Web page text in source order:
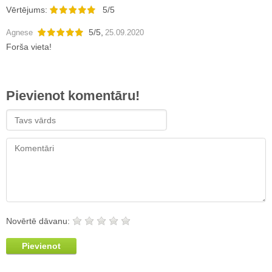
Vērtējums: 5/5
Agnese 5/5, 25.09.2020
Forša vieta!
Pievienot komentāru!
Novērtē dāvanu:
Pievienot